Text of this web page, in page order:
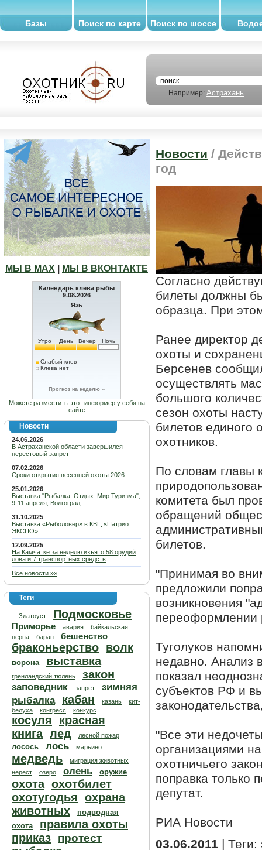
Базы Поиск по карте Поиск по шоссе
Например: Астрахань
МЫ В МАХ МЫ В ВКОНТАКТЕ
Календарь клева рыбы
9.08.2026
Язь
Утро День Вечер Ночь
Слабый клев
Клева нет
Прогноз на неделю »
Можете разместить этот информер у себя на
сайте
Новости
24.06.2026
В Астраханской области завершился
нерестовый запрет
07.02.2026
Сроки открытия весенней охоты 2026
25.01.2026
Выставка "Рыбалка. Отдых. Мир Туризма",
9-11 апреля, Волгоград
31.10.2025
Выставка «Рыболовер» в КВЦ «Патриот
ЭКСПО»
12.09.2025
На Камчатке за неделю изъято 58 орудий
лова и 7 транспортных средств
Все новости »»
Теги
Златоуст Подмосковье
Приморье авария
байкальская
нерпа
баран бешенство
браконьерство волк
ворона выставка
гренландский тюлень закон
заповедник запрет
зимняя
рыбалка
кабан казань
кит-
белуха
конгресс конкурс
косуля
красная
книга лед лесной пожар
лосось лось марьино
медведь
миграция животных
нерест
озеро олень оружие
охота охотбилет
охотугодья охрана
животных
подводная
охота
правила охоты
приказ
протест
Новости /
год
Согласно
билеты должны
образца. При
Ранее директор
охоты и
Берсенев
осуществлять
большого
сезон охоты
билетов единого
охотников.
По словам главы
комитета был
обращений
билетов.
"Принимая во
предложили
возникновения
переоформлении
Туголуков
недавно. Анализ
показал
субъектов РФ и
"Все эти
организациями
охотничьего
поправка только
депутат.
РИА Новости
03.06.2011 | Теги: